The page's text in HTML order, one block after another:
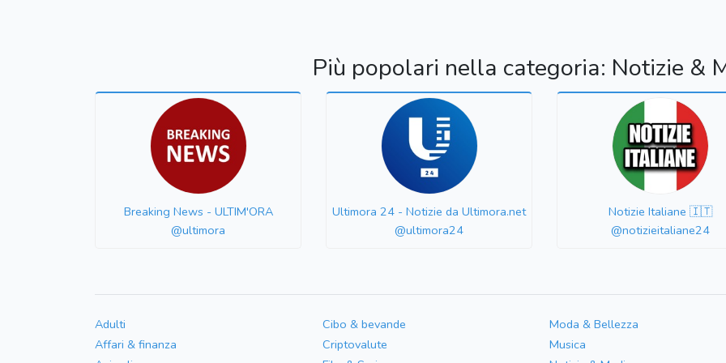
Più popolari nella categoria: Notizie &
Breaking News - ULTIM'ORA
@ultimora
Ultimora 24 - Notizie da Ultimora.net
@ultimora24
Notizie Italiane 🇮🇹
@notizieitaliane24
Adulti
Affari & finanza
Cibo & bevande
Criptovalute
Moda & Bellezza
Musica